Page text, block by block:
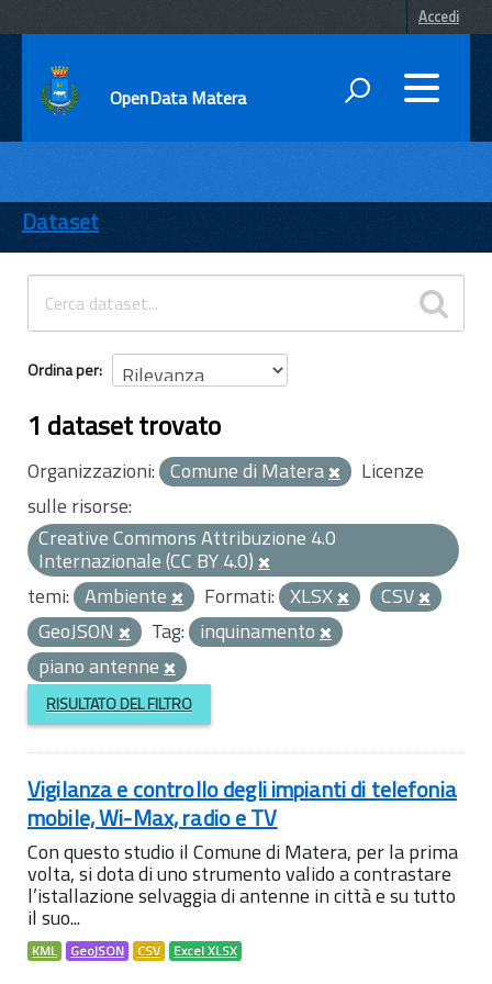
Accedi
OpenData Matera
ENTI
TEMI
INFORMAZIONI
Dataset
Ordina per
1 dataset trovato
Organizzazioni: Comune di Matera
Licenze
sulle risorse:
Creative Commons Attribuzione 4.0
Internazionale (CC BY 4.0)
temi: Ambiente Formati: XLSX
CSV
GeoJSON
Tag: inquinamento
piano antenne
RISULTATO DEL FILTRO
Vigilanza e controllo degli impianti di telefonia
mobile, Wi-Max, radio e TV
Con questo studio il Comune di Matera, per la prima
volta, si dota di uno strumento valido a contrastare
l’istallazione selvaggia di antenne in città e su tutto
il suo...
KML GeoJSON CSV Excel XLSX